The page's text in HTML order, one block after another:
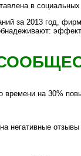
в
за 2013 год,
на 30%
негативные